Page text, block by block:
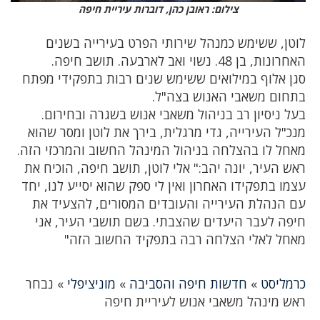
צילום: ראובן כהן, דוברות עיריית חיפה
לוטן, ששימש כמנהל שירותי הפרט בעירייה בשנים
האחרונות, בן 48. נשוי ואב לארבעה. תושב חיפה.
סגן אלוף במילואים ששימש שנים רבות בתפקידי מפתח
בתחום משאבי האנוש בצה"ל.
בעל ניסיון רב בניהול משאבי אנוש בשגרה ובחירום.
מנכ"ל העירייה, גדי מרגלית, בירך את לוטן ומסר שהוא
מאחל לו בהצלחה בניהול המינהל החשוב והמרכזי הזה.
ראש העיר, יונה יהב:" אלי לוטן, תושב חיפה, הוכיח את
עצמו בתפקידו האחרון ואין לי ספק שהוא יסייע לנו, יחד
עם הנהלת העירייה והעובדים המסורים, להצעיד את
חיפה לעבר היעדים שהצבתי. בשם תושבי העיר, אני
מאחל לאלי הצלחה רבה בתפקיד החשוב הזה"
כרמליסט » חדשות חיפה והסביבה » מוניציפלי » נבחר
ראש מינהל משאבי אנוש לעיריית חיפה